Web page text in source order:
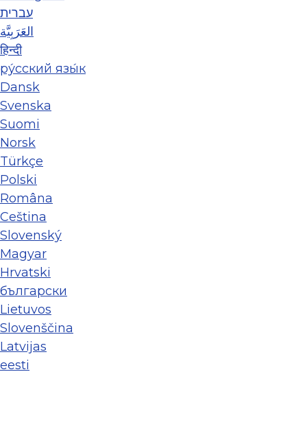
עברית
العَرَبِيَّة
हिन्दी
ру́сский язы́к
Dansk
Svenska
Suomi
Norsk
Türkçe
Polski
Româna
Ceština
Slovenský
Magyar
Hrvatski
български
Lietuvos
Slovenščina
Latvijas
eesti